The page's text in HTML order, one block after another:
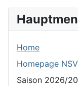
Home
Homepage
Saison 2026/